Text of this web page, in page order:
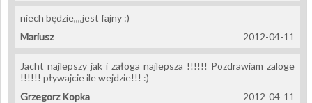
niech będzie,,,,jest fajny :)
2012-04-11
Mariusz
Jacht najlepszy jak i załoga najlepsza !!!!!! Pozdrawiam zaloge
!!!!!! pływajcie ile wejdzie!!! :)
2012-04-11
Grzegorz Kopka